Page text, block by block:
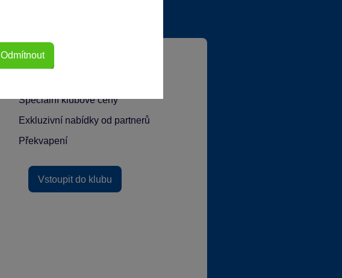
Speciální klubové ceny
Exkluzivní nabídky od partnerů
Překvapení
Vstoupit do klubu
Odmítnout